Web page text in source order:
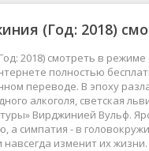
Боевики
Военные
Детективы
Детские
Драмы
Комедии
(Год: 2018)
2018) смотреть в
полностью
переводе. В эпоху
алкоголя, светская
Вирджинией Вульф.
а симпатия - в
изменит их жизни.